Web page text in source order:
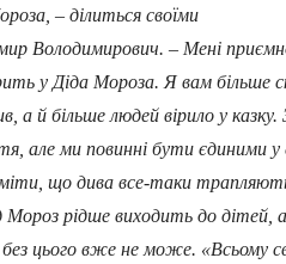
– ділиться своїми
Володимирович. – Мені
у Діда Мороза. Я вам більше
а й більше людей вірило у казку.
але ми повинні бути єдиними у
що дива все-таки
рідше виходить до дітей,
цього вже не може. «Всьому